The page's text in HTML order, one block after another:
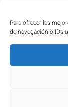
Para ofrecer las
de navegación o IDs